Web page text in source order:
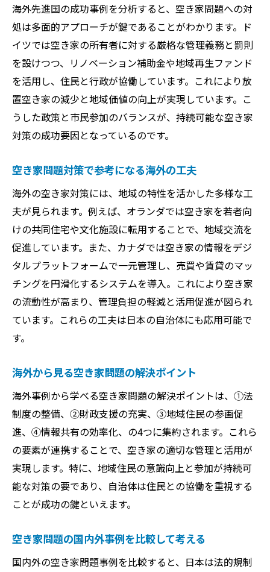
海外先進国の成功事例を分析すると、空き家問題への対
処は多面的アプローチが鍵であることがわかります。ド
イツでは空き家の所有者に対する厳格な管理義務と罰則
を設けつつ、リノベーション補助金や地域再生ファンド
を活用し、住民と行政が協働しています。これにより放
置空き家の減少と地域価値の向上が実現しています。こ
うした政策と市民参加のバランスが、持続可能な空き家
対策の成功要因となっているのです。
空き家問題対策で参考になる海外の工夫
海外の空き家対策には、地域の特性を活かした多様な工
夫が見られます。例えば、オランダでは空き家を若者向
けの共同住宅や文化施設に転用することで、地域交流を
促進しています。また、カナダでは空き家の情報をデジ
タルプラットフォームで一元管理し、売買や賃貸のマッ
チングを円滑化するシステムを導入。これにより空き家
の流動性が高まり、管理負担の軽減と活用促進が図られ
ています。これらの工夫は日本の自治体にも応用可能で
す。
海外から見る空き家問題の解決ポイント
海外事例から学べる空き家問題の解決ポイントは、①法
制度の整備、②財政支援の充実、③地域住民の参画促
進、④情報共有の効率化、の4つに集約されます。これら
の要素が連携することで、空き家の適切な管理と活用が
実現します。特に、地域住民の意識向上と参加が持続可
能な対策の要であり、自治体は住民との協働を重視する
ことが成功の鍵といえます。
空き家問題の国内外事例を比較して考える
国内外の空き家問題事例を比較すると、日本は法的規制